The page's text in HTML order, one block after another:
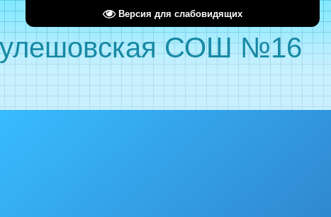
Версия для слабовидящих
СОШ №16